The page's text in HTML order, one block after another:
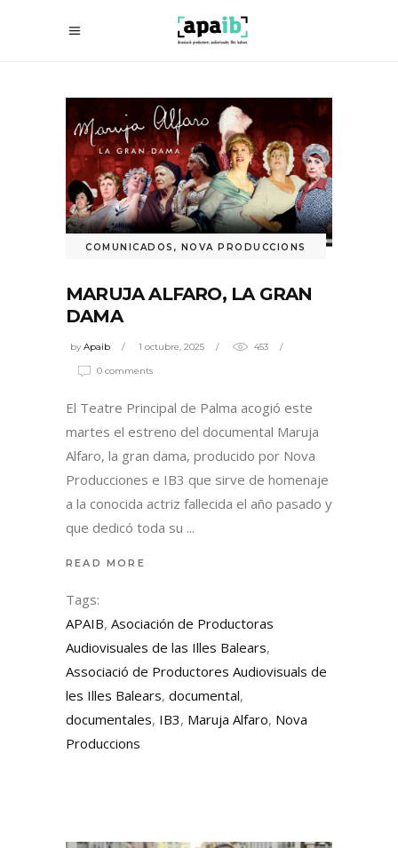
COMUNICADOS , NOVA PRODUCCIONS
MARUJA ALFARO, LA GRAN
DAMA
byApaib 1 octubre, 2025 453
0 comments
El Teatre Principal de Palma acogió este
martes el estreno del documental Maruja
Alfaro, la gran dama, producido por Nova
Producciones e IB3 que sirve de homenaje
a la conocida actriz fallecida el año pasado y
que dedicó toda su
READ MORE
Tags:
APAIB, Asociación de Productoras
Audiovisuales de las Illes Balears,
Associació de Productores Audiovisuals de
les Illes Balears, documental,
documentales, IB3, Maruja Alfaro, Nova
Produccions